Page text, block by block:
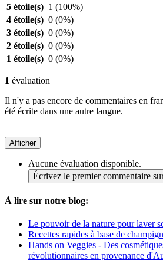
5 étoile(s) 1 (100%)
4 étoile(s) 0 (0%)
3 étoile(s) 0 (0%)
2 étoile(s) 0 (0%)
1 étoile(s) 0 (0%)
1 évaluation
Il n'y a pas encore de commentaires en
été écrite dans une autre langue.
Afficher
Aucune évaluation disponible.
Écrivez le premier commentaire
À lire sur notre blog:
Le pouvoir de la nature pour laver
Recettes rapides à base de
Hands on Veggies - Des
révolutionnaires en provenance